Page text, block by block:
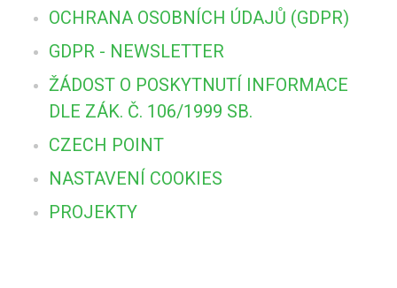
OCHRANA OSOBNÍCH ÚDAJŮ (GDPR)
GDPR - NEWSLETTER
ŽÁDOST O POSKYTNUTÍ INFORMACE
DLE ZÁK. Č. 106/1999 SB.
CZECH POINT
NASTAVENÍ COOKIES
PROJEKTY